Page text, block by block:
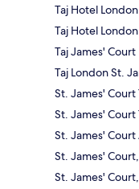
Taj Hotel
Taj Hotel
Taj James' Court
Taj London St.
St. James' Court
St. James' Court
St. James'
St. James'
St. James'